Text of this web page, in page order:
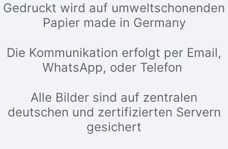
Gedruckt wird auf umweltschonenden
Papier made in Germany
Die Kommunikation erfolgt per Email,
WhatsApp, oder Telefon
Alle Bilder sind auf zentralen
deutschen und zertifizierten Servern
gesichert